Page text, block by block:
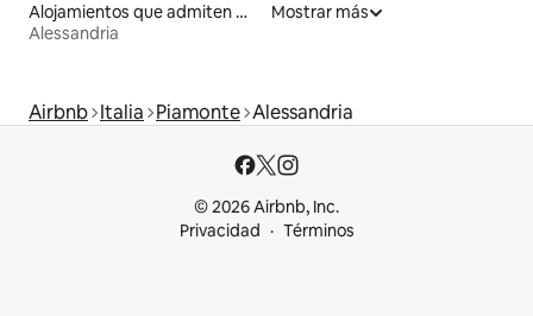
Alojamientos que admiten mascotas
Alessandria
Mostrar más
Airbnb Italia Piamonte Alessandria
© 2026 Airbnb, Inc.
Privacidad
Términos